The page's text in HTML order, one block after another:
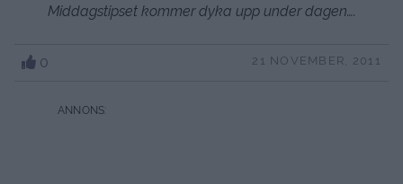
Middagstipset kommer dyka upp under dagen….
0 21 NOVEMBER, 2011